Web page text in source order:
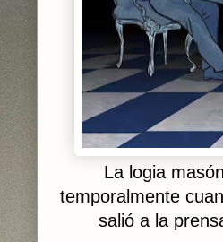
La logia
temporalmente
salió a la